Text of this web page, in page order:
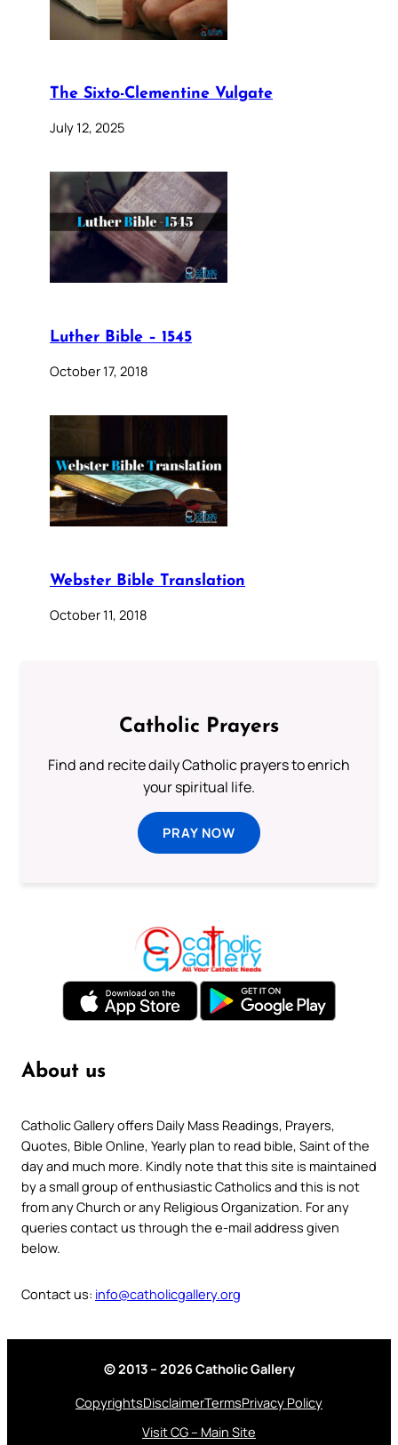
The Sixto-Clementine Vulgate
July 12, 2025
Luther Bible – 1545
October 17, 2018
Webster Bible Translation
October 11, 2018
Catholic Prayers
Find and recite daily Catholic prayers to enrich
your spiritual life.
PRAY NOW
About us
Catholic Gallery offers Daily Mass Readings, Prayers,
Quotes, Bible Online, Yearly plan to read bible, Saint of the
day and much more. Kindly note that this site is maintained
by a small group of enthusiastic Catholics and this is not
from any Church or any Religious Organization. For any
queries contact us through the e-mail address given
below.
Contact us: info@catholicgallery.org
© 2013 – 2026 Catholic Gallery
CopyrightsDisclaimerTermsPrivacy Policy
Visit CG – Main Site